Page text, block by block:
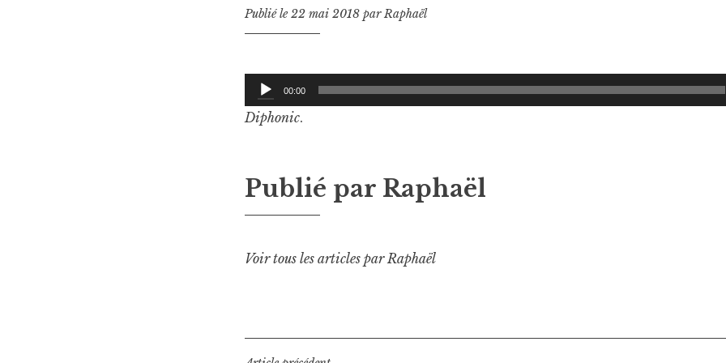
Publié le22 mai 2018 parRaphaël
Lecteur
audio
00:00
Diphonic.
Publié par Raphaël
Voir tous les articles par Raphaël